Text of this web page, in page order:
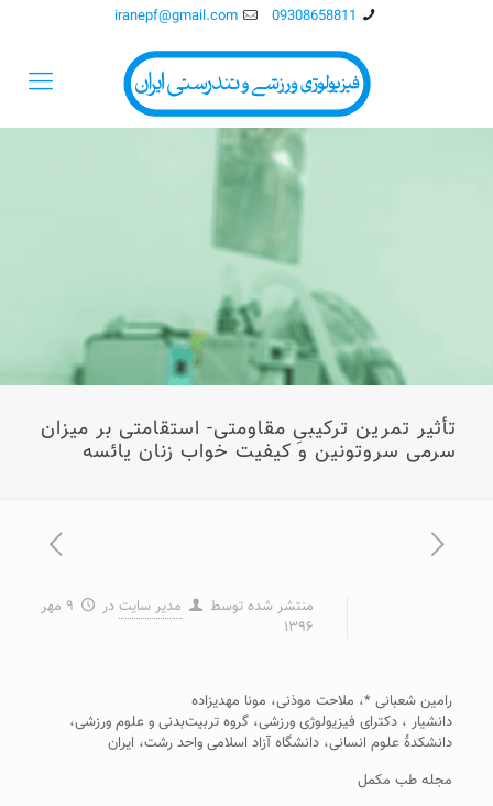
09308658811
iranepf@gmail.com
تأثیر تمرین ترکیبیِ مقاومتی- استقامتی بر میزان
سرمی سروتونین و کیفیت خواب زنان یائسه
منتشر شده توسط مدیر سایت در
۹ مهر
۱۳۹۶
رامین شعبانی *، ملاحت موذنی، مونا مهدیزاده
دانشیار ، دکترای فیزیولوژی ورزشی، گروه تربیت‌بدنی و علوم ورزشی،
دانشکدۀ علوم انسانی، دانشگاه آزاد اسلامی واحد رشت، ایران
مجله طب مکمل